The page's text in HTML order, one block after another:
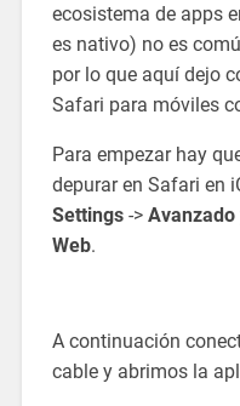
ecosistema de apps
es nativo) no es
por lo que aquí dejo
Safari para móviles
Para empezar hay
depurar en Safari en
Settings-> Avanzado
Web.
A continuación
cable y abrimos la